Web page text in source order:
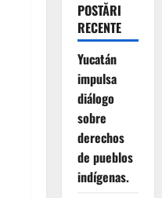
POSTĂRI
RECENTE
Yucatán
impulsa
diálogo
sobre
derechos
de pueblos
indígenas.